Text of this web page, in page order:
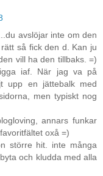
avslöjar inte om den
så fick den d. Kan ju
vill ha den tillbaks. =)
iaf. När jag va på
upp en jättebalk med
men typiskt nog
annars funkar
oxå =)
större hit. inte många
och kludda med alla